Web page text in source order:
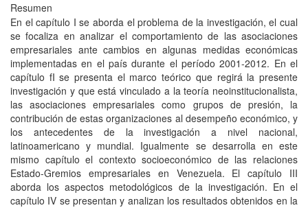
Resumen
En el capítulo I se aborda el problema de la investigación, el cual
se focaliza en analizar el comportamiento de las asociaciones
empresariales ante cambios en algunas medidas económicas
implementadas en el país durante el período 2001-2012. En el
capítulo fI se presenta el marco teórico que regirá la presente
investigación y que está vinculado a la teoría neoinstitucionalista,
las asociaciones empresariales como grupos de presión, la
contribución de estas organizaciones al desempeño económico, y
los antecedentes de la investigación a nivel nacional,
latinoamericano y mundial. Igualmente se desarrolla en este
mismo capítulo el contexto socioeconómico de las relaciones
Estado-Gremios empresariales en Venezuela. El capítulo III
aborda los aspectos metodológicos de la investigación. En el
capítulo IV se presentan y analizan los resultados obtenidos en la